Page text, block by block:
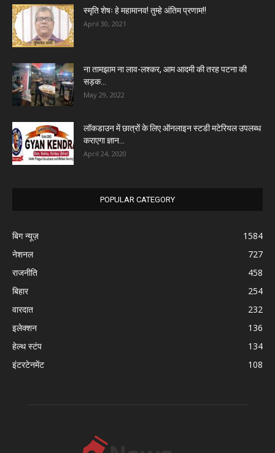
स्मृति शेषः हे महामानव! तुम्हे अंतिम प्रणाम!!
April 30, 2021
ना तामझाम ना लाव-लश्कर, आम आदमी की तरह पटना की
सड़क...
May 29, 2022
लॉकडाउन में छात्रों के लिए ऑनलाइन स्टडी मटेरियल उपलब्ध
कराएगा ज्ञान...
April 24, 2020
POPULAR CATEGORY
बिग न्यूज़
1584
नेशनल
727
राजनीति
458
बिहार
254
वारदात
232
इलेक्शन
136
हेल्थ स्टंप
134
इंटरटेनमेंट
108